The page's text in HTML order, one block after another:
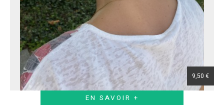
EN SAVOIR +
9,50 €